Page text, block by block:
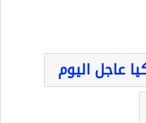
عاجل اليوم